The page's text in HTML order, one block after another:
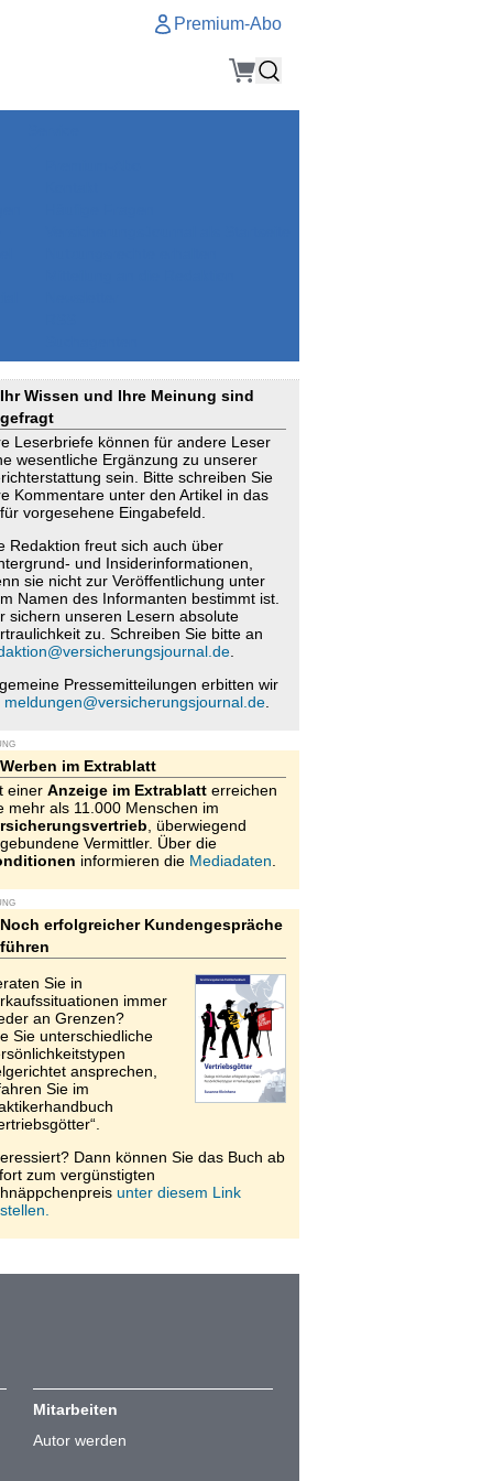
Premium-Abo
Ihr Wissen und Ihre Meinung sind
gefragt
Leserbriefe können für andere Leser
wesentliche Ergänzung zu unserer
sein. Bitte schreiben Sie
Kommentare unter den Artikel in das
vorgesehene Eingabefeld.
Redaktion freut sich auch über
und Insiderinformationen,
sie nicht zur Veröffentlichung unter
Namen des Informanten bestimmt ist.
sichern unseren Lesern absolute
zu. Schreiben Sie bitte an
.
Pressemitteilungen erbitten wir
meldungen@versicherungsjournal.de.
Werben im Extrablatt
einer Anzeige im Extrablatterreichen
mehr als 11.000 Menschen im
, überwiegend
Vermittler. Über die
informieren die Mediadaten
Noch erfolgreicher Kundengespräche
führen
Sie in
immer
an Grenzen?
Sie unterschiedliche
ansprechen,
Sie im
Dann können Sie das Buch ab
zum vergünstigten
unter diesem Link
Mitarbeiten
Autor werden